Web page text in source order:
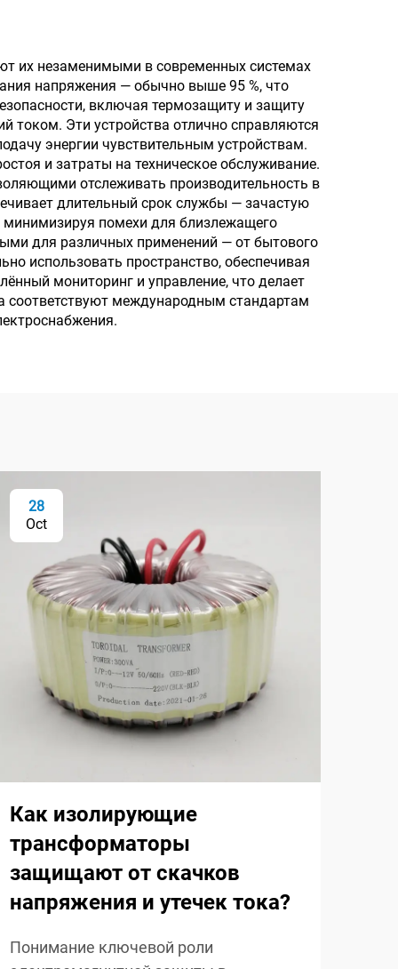
сердечники,
тороидальные
сердечники,
магнитные кольца для
входного напряжения
110 В и выходного
напряжения 380 В
их незаменимыми в современных системах
напряжения — обычно выше 95 %, что
включая термозащиту и защиту
током. Эти устройства отлично справляются
энергии чувствительным устройствам.
и затраты на техническое обслуживание.
отслеживать производительность в
длительный срок службы — зачастую
помехи для близлежащего
для различных применений — от бытового
использовать пространство, обеспечивая
мониторинг и управление, что делает
соответствуют международным стандартам
28
Oct
Как изолирующие
трансформаторы
защищают от скачков
напряжения и утечек тока?
Понимание ключевой роли